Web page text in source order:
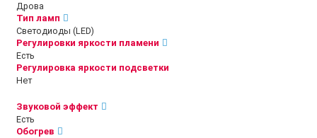
Дрова
Тип ламп
Светодиоды (LED)
Регулировки яркости пламени
Есть
Регулировка яркости подсветки
Нет
Звуковой эффект
Есть
Обогрев